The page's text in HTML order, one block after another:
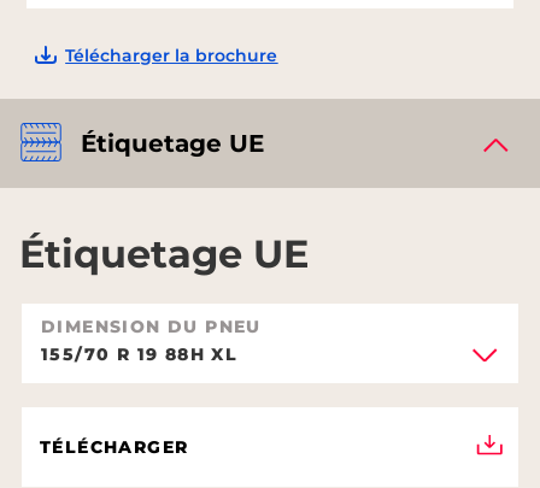
Télécharger la brochure
Étiquetage UE
Étiquetage UE
DIMENSION DU PNEU
155/70 R 19 88H XL
TÉLÉCHARGER